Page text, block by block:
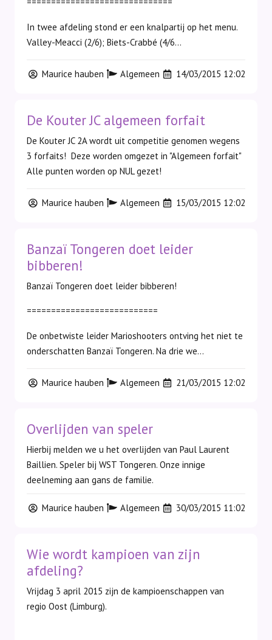
In twee afdeling stond er een knalpartij op het menu.
Valley-Meacci (2/6); Biets-Crabbé (4/6...
Maurice hauben Algemeen 14/03/2015 12:02
De Kouter JC algemeen forfait
De Kouter JC 2A wordt uit competitie genomen wegens
3 forfaits! Deze worden omgezet in "Algemeen forfait"
Alle punten worden op NUL gezet!
Maurice hauben Algemeen 15/03/2015 12:02
Banzaï Tongeren doet leider
bibberen!
Banzaï Tongeren doet leider bibberen!
===========================
De onbetwiste leider Marioshooters ontving het niet te
onderschatten Banzaï Tongeren. Na drie we...
Maurice hauben Algemeen 21/03/2015 12:02
Overlijden van speler
Hierbij melden we u het overlijden van Paul Laurent
Baillien. Speler bij WST Tongeren. Onze innige
deelneming aan gans de familie.
Maurice hauben Algemeen 30/03/2015 11:02
Wie wordt kampioen van zijn
afdeling?
Vrijdag 3 april 2015 zijn de kampioenschappen van
regio Oost (Limburg).